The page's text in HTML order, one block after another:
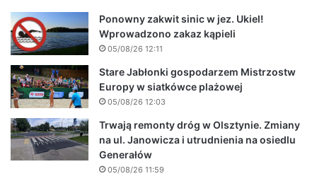
Ponowny zakwit sinic w jez. Ukiel!
Wprowadzono zakaz kąpieli
05/08/26 12:11
Stare Jabłonki gospodarzem Mistrzostw
Europy w siatkówce plażowej
05/08/26 12:03
Trwają remonty dróg w Olsztynie. Zmiany
na ul. Janowicza i utrudnienia na osiedlu
Generałów
05/08/26 11:59